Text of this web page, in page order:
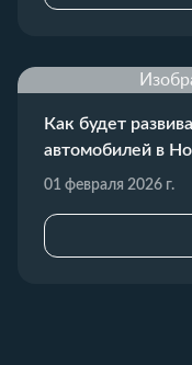
Как будет
автомобилей в
01 февраля 2026 г.